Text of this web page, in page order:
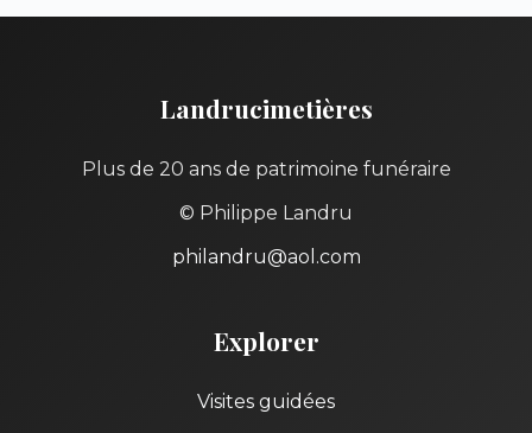
Landrucimetières
Plus de 20 ans de patrimoine funéraire
© Philippe Landru
philandru@aol.com
Explorer
Visites guidées